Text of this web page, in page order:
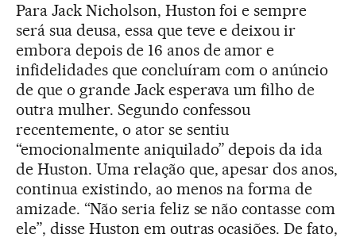
Para Jack Nicholson, Huston foi e sempre
será sua deusa, essa que teve e deixou ir
embora depois de 16 anos de amor e
infidelidades que concluíram com o anúncio
de que o grande Jack esperava um filho de
outra mulher. Segundo confessou
recentemente, o ator se sentiu
“emocionalmente aniquilado” depois da ida
de Huston. Uma relação que, apesar dos anos,
continua existindo, ao menos na forma de
amizade. “Não seria feliz se não contasse com
ele”, disse Huston em outras ocasiões. De fato,